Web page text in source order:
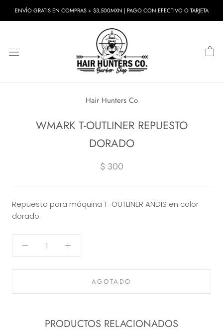
ENVÍO GRATIS EN COMPRAS + $3,500MXN | PAGO CON EFECTIVO O TARJETA
Hair Hunters Co
WMARK T-OUTLINER REPUESTO
DORADO
$ 300
Repuesto para máquina T-OUTLINER ANDIS en color
dorado.
AGOTADO
PRODUCTOS RELACIONADOS